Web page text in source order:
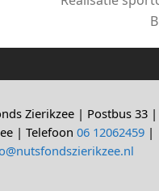
Zierikzee | Postbus 33 |
| Telefoon 06 12062459 |